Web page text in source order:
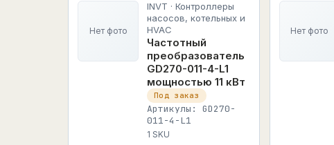
Нет фото
INVT · Контроллеры
насосов, котельных и
HVAC
Частотный
преобразователь
GD270-011-4-L1
мощностью 11 кВт
Под заказ
Артикулы: GD270-
011-4-L1
1 SKU
Нет фото